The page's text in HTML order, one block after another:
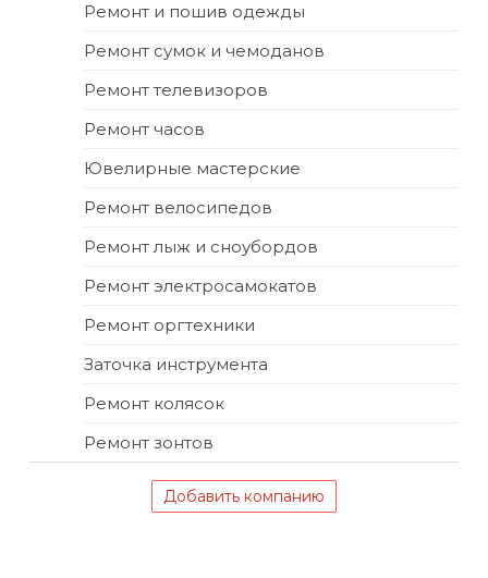
Ремонт и пошив одежды
Ремонт сумок и чемоданов
Ремонт телевизоров
Ремонт часов
Ювелирные мастерские
Ремонт велосипедов
Ремонт лыж и сноубордов
Ремонт электросамокатов
Ремонт оргтехники
Заточка инструмента
Ремонт колясок
Ремонт зонтов
Добавить компанию